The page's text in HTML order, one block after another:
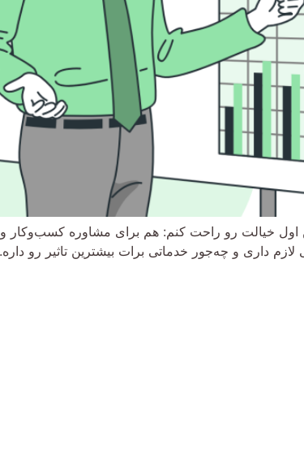
اول خیالت رو راحت کنم: هم برای مشاوره
داری و چه‌جور خدماتی برات بیشترین تاثیر رو